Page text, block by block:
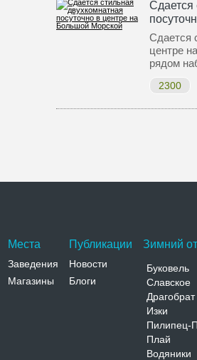
Сдается
Сдается
центре
рядом
2300
Места
Заведения
Магазины
Публикации
Новости
Блоги
Зимний
Буковель
Славское
Драгобрат
Изки
Пилипец-
Плай
Водяники